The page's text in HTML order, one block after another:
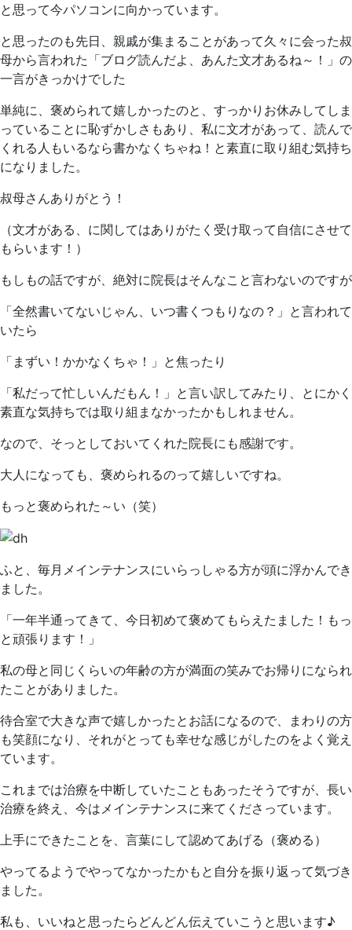
と思って今パソコンに向かっています。
と思ったのも先日、親戚が集まることがあって久々に会った叔
母から言われた「ブログ読んだよ、あんた文才あるね～！」の
一言がきっかけでした
単純に、褒められて嬉しかったのと、すっかりお休みしてしま
っていることに恥ずかしさもあり、私に文才があって、読んで
くれる人もいるなら書かなくちゃね！と素直に取り組む気持ち
になりました。
叔母さんありがとう！
（文才がある、に関してはありがたく受け取って自信にさせて
もらいます！）
もしもの話ですが、絶対に院長はそんなこと言わないのですが
「全然書いてないじゃん、いつ書くつもりなの？」と言われて
いたら
「まずい！かかなくちゃ！」と焦ったり
「私だって忙しいんだもん！」と言い訳してみたり、とにかく
素直な気持ちでは取り組まなかったかもしれません。
なので、そっとしておいてくれた院長にも感謝です。
大人になっても、褒められるのって嬉しいですね。
もっと褒められた～い（笑）
ふと、毎月メインテナンスにいらっしゃる方が頭に浮かんでき
ました。
「一年半通ってきて、今日初めて褒めてもらえたました！もっ
と頑張ります！」
私の母と同じくらいの年齢の方が満面の笑みでお帰りになられ
たことがありました。
待合室で大きな声で嬉しかったとお話になるので、まわりの方
も笑顔になり、それがとっても幸せな感じがしたのをよく覚え
ています。
これまでは治療を中断していたこともあったそうですが、長い
治療を終え、今はメインテナンスに来てくださっています。
上手にできたことを、言葉にして認めてあげる（褒める）
やってるようでやってなかったかもと自分を振り返って気づき
ました。
私も、いいねと思ったらどんどん伝えていこうと思います♪